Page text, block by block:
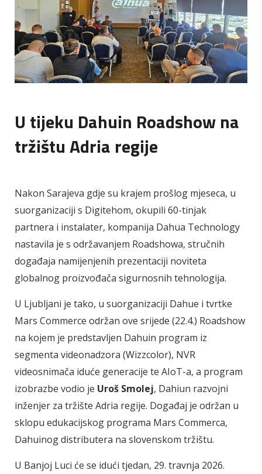
U tijeku Dahuin Roadshow na
tržištu Adria regije
Nakon Sarajeva gdje su krajem prošlog mjeseca, u
suorganizaciji s Digitehom, okupili 60-tinjak
partnera i instalater, kompanija Dahua Technology
nastavila je s održavanjem Roadshowa, stručnih
događaja namijenjenih prezentaciji noviteta
globalnog proizvođača sigurnosnih tehnologija.
U Ljubljani je tako, u suorganizaciji Dahue i tvrtke
Mars Commerce održan ove srijede (22.4.) Roadshow
na kojem je predstavljen Dahuin program iz
segmenta videonadzora (Wizzcolor), NVR
videosnimača iduće generacije te AIoT-a, a program
izobrazbe vodio je Uroš Smolej, Dahiun razvojni
inženjer za tržište Adria regije. Događaj je održan u
sklopu edukacijskog programa Mars Commerca,
Dahuinog distributera na slovenskom tržištu.
U Banjoj Luci će se idući tjedan, 29. travnja 2026.